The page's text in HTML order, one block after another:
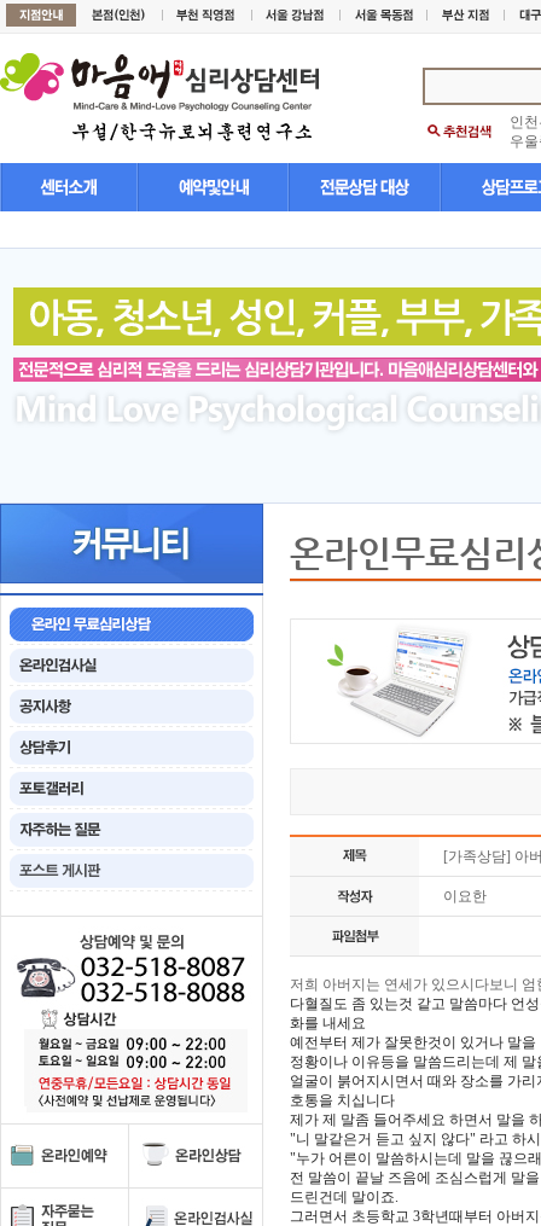
인
우
온라인무료심리
[가족상담] 아
이요한
저희 아버지는 연세가 있으시다보니
다혈질도 좀 있는것 같고 말씀마다 언
화를 내세요
예전부터 제가 잘못한것이 있거나 말을
정황이나 이유등을 말씀드리는데 제 말
얼굴이 붉어지시면서 때와 장소를 가리
호통을 치십니다
제가 제 말좀 들어주세요 하면서 말을
"니 말같은거 듣고 싶지 않다" 라고 하
"누가 어른이 말씀하시는데 말을 끊으
전 말씀이 끝날 즈음에 조심스럽게 말
드린건데 말이죠.
그러면서 초등학교 3학년때부터 아버